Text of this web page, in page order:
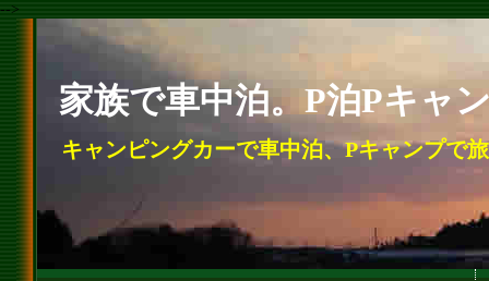
-->
家族で車中泊。P泊Pキャ
キャンピングカーで車中泊、Pキャンプで